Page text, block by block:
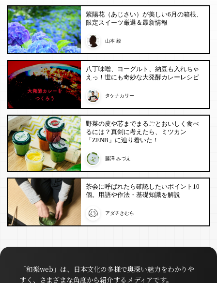
紫陽花（あじさい）が美しい6月の箱根、
限定スイーツ厳選＆最新情報
山本 毅
八丁味噌、ヨーグルト、納豆も入れちゃ
えっ！世にも奇妙な大発酵カレーレシピ
タケナカリー
野菜の皮や芯までまるごとおいしく食べ
るには？真剣に考えたら、ミツカン
「ZENB」に辿り着いた！
藤澤 みづえ
茶会に呼ばれたら確認したいポイント10
個。用語や作法・基礎知識を解説
アダチきむら
「和樂web」は、日本文化の多様で奥深い魅力をわかりや
すく、さまざまな角度から紹介するメディアです。